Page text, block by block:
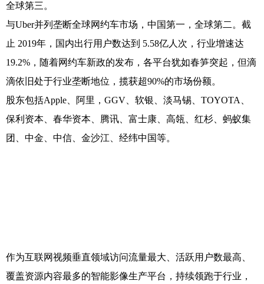
全球第三。
与Uber并列垄断全球网约车市场，中国第一，全球第二。截
止 2019年，国内出行用户数达到 5.58亿人次，行业增速达
19.2%，随着网约车新政的发布，各平台犹如春笋突起，但滴
滴依旧处于行业垄断地位，揽获超90%的市场份额。
股东包括Apple、阿里，GGV、软银、淡马锡、TOYOTA、
保利资本、春华资本、腾讯、富士康、高瓴、红杉、蚂蚁集
团、中金、中信、金沙江、经纬中国等。
作为互联网视频垂直领域访问流量最大、活跃用户数最高、
覆盖资源内容最多的智能影像生产平台，持续领跑于行业，